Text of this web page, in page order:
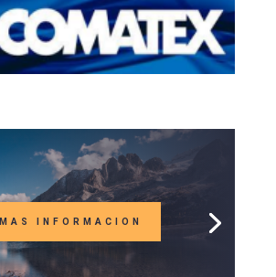
MAS INFORMACION